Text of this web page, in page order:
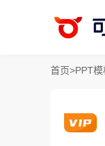
首页>PPT模